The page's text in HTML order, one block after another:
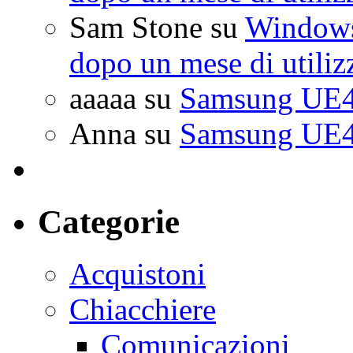
Sam Stone su
dopo un mese di
aaaaa su Samsung
Anna su Samsung
Categorie
Acquistoni
Chiacchiere
Comunicazioni